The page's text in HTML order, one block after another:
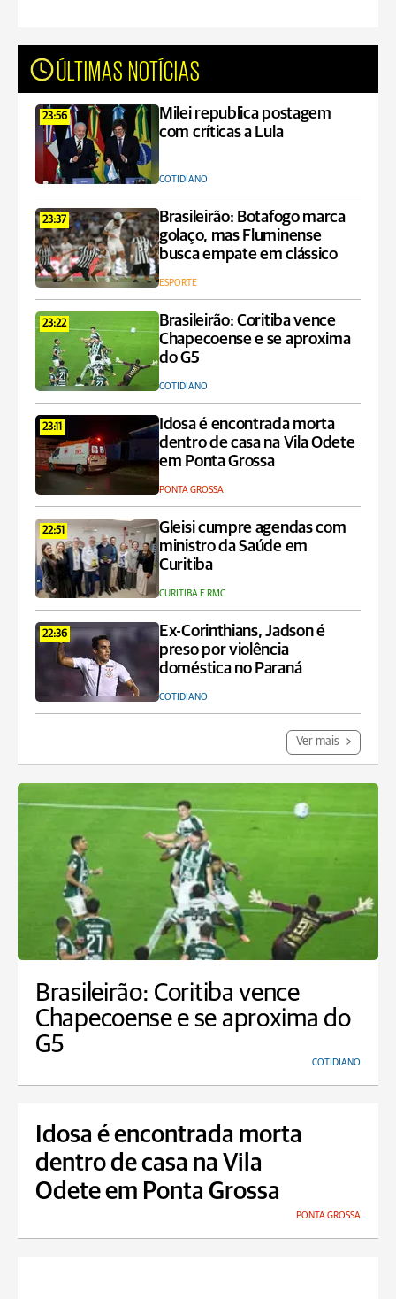
ÚLTIMAS NOTÍCIAS
23:56
Milei republica postagem
com críticas a Lula
COTIDIANO
23:37
Brasileirão: Botafogo marca
golaço, mas Fluminense
busca empate em clássico
ESPORTE
23:22
Brasileirão: Coritiba vence
Chapecoense e se aproxima
do G5
COTIDIANO
23:11
Idosa é encontrada morta
dentro de casa na Vila Odete
em Ponta Grossa
PONTA GROSSA
22:51
Gleisi cumpre agendas com
ministro da Saúde em
Curitiba
CURITIBA E RMC
22:36
Ex-Corinthians, Jadson é
preso por violência
doméstica no Paraná
COTIDIANO
Ver mais
Brasileirão: Coritiba vence
Chapecoense e se aproxima do
G5
COTIDIANO
Idosa é encontrada morta
dentro de casa na Vila
Odete em Ponta Grossa
PONTA GROSSA